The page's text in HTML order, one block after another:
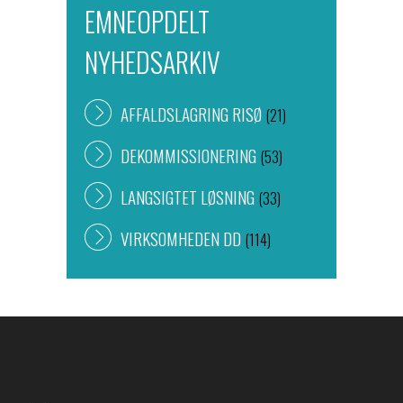
EMNEOPDELT
NYHEDSARKIV
AFFALDSLAGRING RISØ (21)
DEKOMMISSIONERING (53)
LANGSIGTET LØSNING (33)
VIRKSOMHEDEN DD (114)